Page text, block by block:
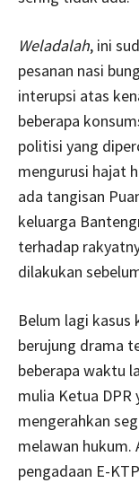
Weladalah, ini
pesanan nasi
interupsi atas
beberapa
politisi yang
mengurusi hajat
ada tangisan
keluarga
terhadap
dilakukan
Belum lagi kasus
berujung drama
beberapa waktu
mulia Ketua DPR
mengerahkan
melawan hukum.
pengadaan E-